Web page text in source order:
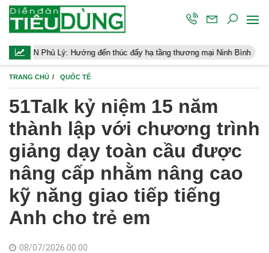
Lý: Hướng đến thúc đẩy hạ tầng thương mại Ninh Bình Điều
TRANG CHỦ QUỐC TẾ
51Talk kỷ niệm 15 năm
thành lập với chương trình
giảng dạy toàn cầu được
nâng cấp nhằm nâng cao
kỹ năng giao tiếp tiếng
Anh cho trẻ em
08/07/2026 00:00